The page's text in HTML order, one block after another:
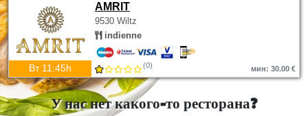
AMRIT
9530 Wiltz
indienne
Вт 11:45h (0) мин: 30.00 €
У нас нет какого-то ресторана?